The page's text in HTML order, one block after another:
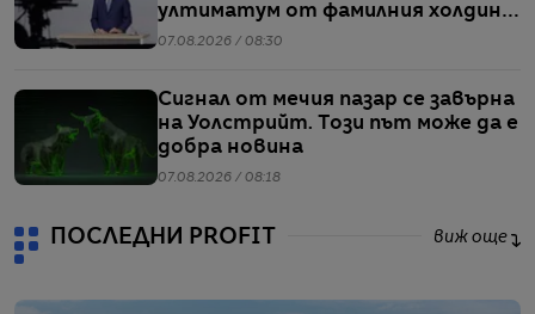
ултиматум от фамилния холдинг
начело на групата
07.08.2026 / 08:30
Сигнал от мечия пазар се завърна
на Уолстрийт. Този път може да е
добра новина
07.08.2026 / 08:18
ПОСЛЕДНИ PROFIT виж още